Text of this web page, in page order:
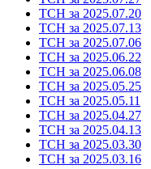
ТСН за 2025.07.20
ТСН за 2025.07.13
ТСН за 2025.07.06
ТСН за 2025.06.22
ТСН за 2025.06.08
ТСН за 2025.05.25
ТСН за 2025.05.11
ТСН за 2025.04.27
ТСН за 2025.04.13
ТСН за 2025.03.30
ТСН за 2025.03.16